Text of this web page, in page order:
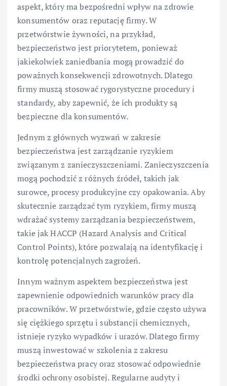
aspekt, który ma bezpośredni wpływ na zdrowie
konsumentów oraz reputację firmy. W
przetwórstwie żywności, na przykład,
bezpieczeństwo jest priorytetem, ponieważ
jakiekolwiek zaniedbania mogą prowadzić do
poważnych konsekwencji zdrowotnych. Dlatego
firmy muszą stosować rygorystyczne procedury i
standardy, aby zapewnić, że ich produkty są
bezpieczne dla konsumentów.
Jednym z głównych wyzwań w zakresie
bezpieczeństwa jest zarządzanie ryzykiem
związanym z zanieczyszczeniami. Zanieczyszczenia
mogą pochodzić z różnych źródeł, takich jak
surowce, procesy produkcyjne czy opakowania. Aby
skutecznie zarządzać tym ryzykiem, firmy muszą
wdrażać systemy zarządzania bezpieczeństwem,
takie jak HACCP (Hazard Analysis and Critical
Control Points), które pozwalają na identyfikację i
kontrolę potencjalnych zagrożeń.
Innym ważnym aspektem bezpieczeństwa jest
zapewnienie odpowiednich warunków pracy dla
pracowników. W przetwórstwie, gdzie często używa
się ciężkiego sprzętu i substancji chemicznych,
istnieje ryzyko wypadków i urazów. Dlatego firmy
muszą inwestować w szkolenia z zakresu
bezpieczeństwa pracy oraz stosować odpowiednie
środki ochrony osobistej. Regularne audyty i